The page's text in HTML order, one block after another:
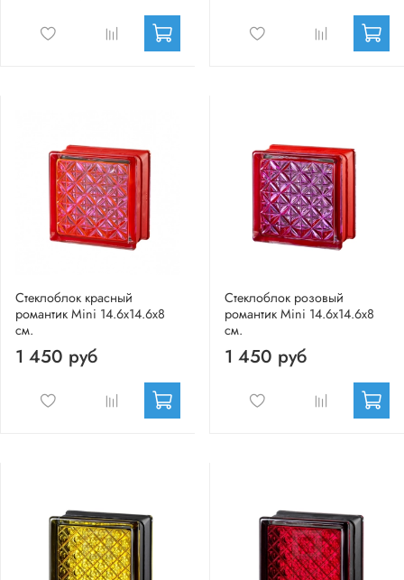
Стеклоблок красный
романтик Mini 14.6x14.6x8
см.
1 450 руб
Стеклоблок розовый
романтик Mini 14.6x14.6x8
см.
1 450 руб